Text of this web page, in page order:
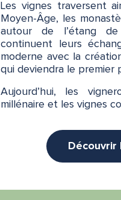
Les vignes traversent
Moyen-Âge, les
autour de l’étang de
continuent leurs
moderne avec la
qui deviendra le premier
Aujourd’hui, les
millénaire et les vignes
Découvrir